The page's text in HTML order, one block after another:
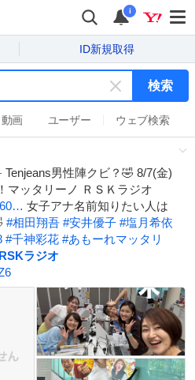
i
ID新規取得
キ
ー
ワ
ド
を
消
す
検索
動画 ユーザー ウェブ検索
男性陣クビ？🤣 8/7(金)
マッタリーノ ＲＳＫラジオ
女子アナ名前知りたい人は
#相田翔吾 #安井優子 #塩月希依
#千神彩花 #あもーれマッタリ
ラジオ